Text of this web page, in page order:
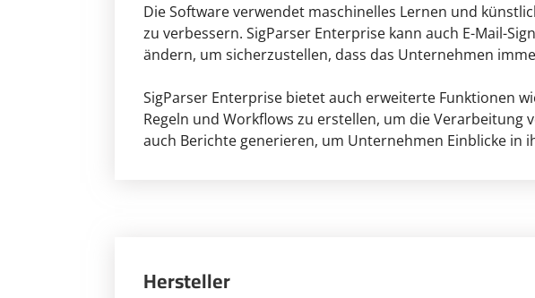
Die Software verwendet maschinelles Lernen und
zu verbessern. SigParser Enterprise kann auch E-Mail-
ändern, um sicherzustellen, dass das Unternehmen
SigParser Enterprise bietet auch erweiterte Funktionen
Regeln und Workflows zu erstellen, um die Verarbeitung
auch Berichte generieren, um Unternehmen Einblicke in
Hersteller